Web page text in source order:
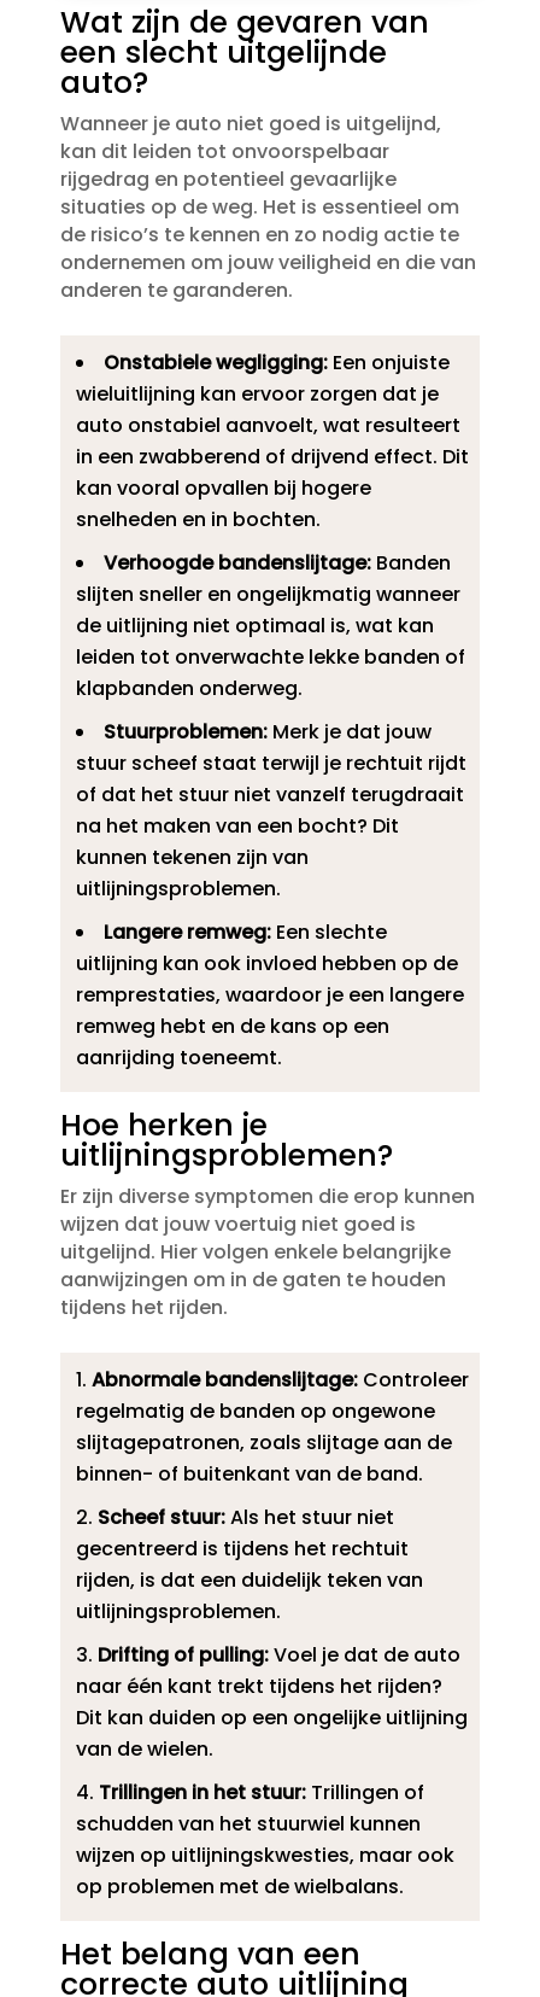
Wat zijn de gevaren van
een slecht uitgelijnde
auto?
Wanneer je auto niet goed is uitgelijnd,
kan dit leiden tot onvoorspelbaar
rijgedrag en potentieel gevaarlijke
situaties op de weg.​ Het is essentieel om
de risico’s te kennen en zo nodig actie te
ondernemen om jouw veiligheid en die van
anderen te garanderen.​
Onstabiele wegligging:Een onjuiste
wieluitlijning kan ervoor zorgen dat je
auto onstabiel aanvoelt, wat resulteert
in een zwabberend of drijvend effect.​ Dit
kan vooral opvallen bij hogere
snelheden en in bochten.​
Verhoogde bandenslijtage:Banden
slijten sneller en ongelijkmatig wanneer
de uitlijning niet optimaal is, wat kan
leiden tot onverwachte lekke banden of
klapbanden onderweg.​
Stuurproblemen:Merk je dat jouw
stuur scheef staat terwijl je rechtuit rijdt
of dat het stuur niet vanzelf terugdraait
na het maken van een bocht? Dit
kunnen tekenen zijn van
uitlijningsproblemen.​
Langere remweg:Een slechte
uitlijning kan ook invloed hebben op de
remprestaties, waardoor je een langere
remweg hebt en de kans op een
aanrijding toeneemt.​
Hoe herken je
uitlijningsproblemen?
Er zijn diverse symptomen die erop kunnen
wijzen dat jouw voertuig niet goed is
uitgelijnd.​ Hier volgen enkele belangrijke
aanwijzingen om in de gaten te houden
tijdens het rijden.​
Abnormale bandenslijtage:Controleer
regelmatig de banden op ongewone
slijtagepatronen, zoals slijtage aan de
binnen- of buitenkant van de band.​
Scheef stuur:Als het stuur niet
gecentreerd is tijdens het rechtuit
rijden, is dat een duidelijk teken van
uitlijningsproblemen.​
Drifting of pulling:Voel je dat de auto
naar één kant trekt tijdens het rijden?
Dit kan duiden op een ongelijke uitlijning
van de wielen.​
Trillingen in het stuur:Trillingen of
schudden van het stuurwiel kunnen
wijzen op uitlijningskwesties, maar ook
op problemen met de wielbalans.​
Het belang van een
correcte auto uitlijning